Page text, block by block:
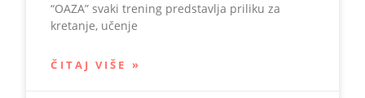
“OAZA” svaki trening predstavlja priliku za
kretanje, učenje
ČITAJ VIŠE »